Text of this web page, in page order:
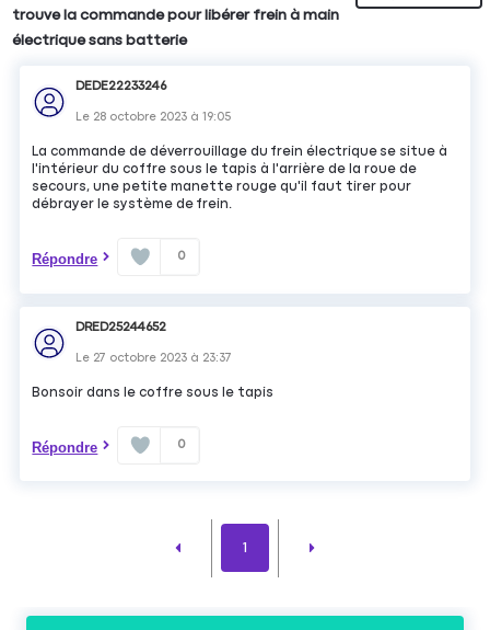
trouve la commande pour libérer frein à main
électrique sans batterie
DEDE22233246
Le 28 octobre 2023 à19:05
La commande de déverrouillage du frein électrique se situe à
l'intérieur du coffre sous le tapis à l'arrière de la roue de
secours, une petite manette rouge qu'il faut tirer pour
débrayer le système de frein.
Répondre 0
DRED25244652
Le 27 octobre 2023 à 23:37
Bonsoir dans le coffre sous le tapis
Répondre 0
1